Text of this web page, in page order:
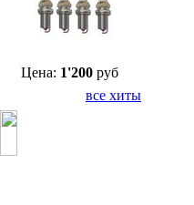
Цена: 1'200руб
все хиты